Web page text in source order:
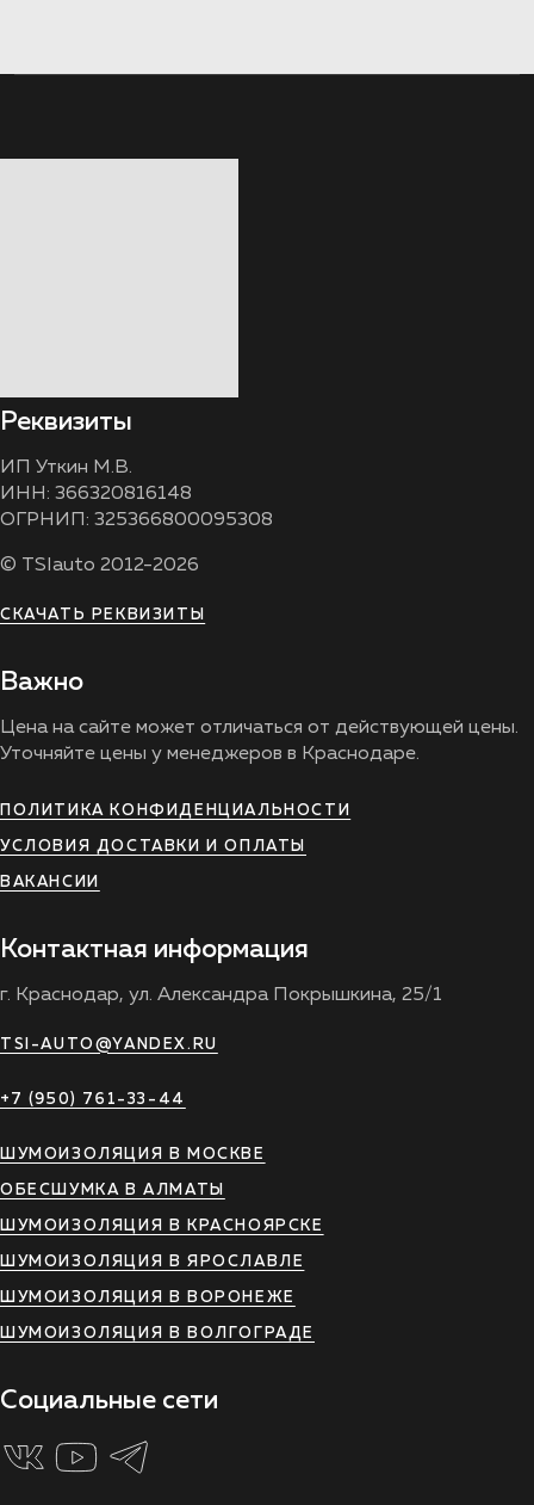
Реквизиты
ИП Уткин М.В.
ИНН: 366320816148
ОГРНИП: 325366800095308
© TSIauto 2012-2026
СКАЧАТЬ РЕКВИЗИТЫ
Важно
Цена на сайте может отличаться от действующей цены.
Уточняйте цены у менеджеров в Краснодаре.
ПОЛИТИКА КОНФИДЕНЦИАЛЬНОСТИ
УСЛОВИЯ ДОСТАВКИ И ОПЛАТЫ
ВАКАНСИИ
Контактная информация
г. Краснодар, ул. Александра Покрышкина, 25/1
TSI-AUTO@YANDEX.RU
+7 (950) 761-33-44
ШУМОИЗОЛЯЦИЯ В МОСКВЕ
ОБЕСШУМКА В АЛМАТЫ
ШУМОИЗОЛЯЦИЯ В КРАСНОЯРСКЕ
ШУМОИЗОЛЯЦИЯ В ЯРОСЛАВЛЕ
ШУМОИЗОЛЯЦИЯ В ВОРОНЕЖЕ
ШУМОИЗОЛЯЦИЯ В ВОЛГОГРАДЕ
Социальные сети